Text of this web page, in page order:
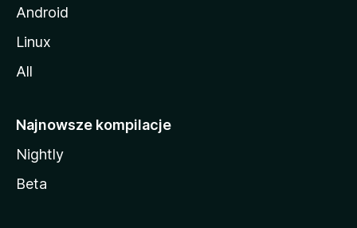
Android
Linux
All
Najnowsze kompilacje
Nightly
Beta